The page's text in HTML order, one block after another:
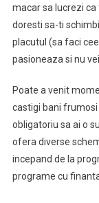
macar sa lucrezi
doresti sa-ti
placutul (sa faci
pasioneaza si nu
Poate a venit
castigi bani
obligatoriu sa ai o
ofera diverse
incepand de la
programe cu